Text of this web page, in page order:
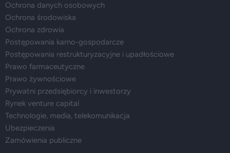
Ochrona danych osobowych
Ochrona środowiska
Ochrona zdrowia
Postępowania karno-gospodarcze
Postępowania restrukturyzacyjne i upadłościowe
Prawo farmaceutyczne
Prawo żywnościowe
Prywatni przedsiębiorcy i inwestorzy
Rynek venture capital
Technologie, media, telekomunikacja
Ubezpieczenia
Zamówienia publiczne